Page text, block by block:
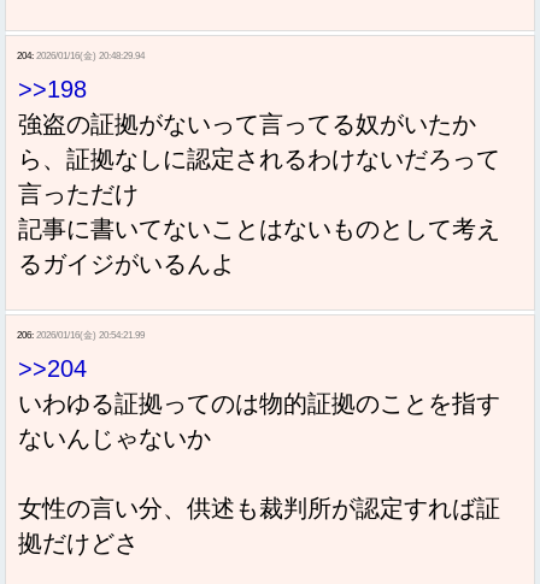
204: 2026/01/16(金) 20:48:29.94
>>198
強盗の証拠がないって言ってる奴がいたか
ら、証拠なしに認定されるわけないだろって
言っただけ
記事に書いてないことはないものとして考え
るガイジがいるんよ
206: 2026/01/16(金) 20:54:21.99
>>204
いわゆる証拠ってのは物的証拠のことを指す
ないんじゃないか
女性の言い分、供述も裁判所が認定すれば証
拠だけどさ